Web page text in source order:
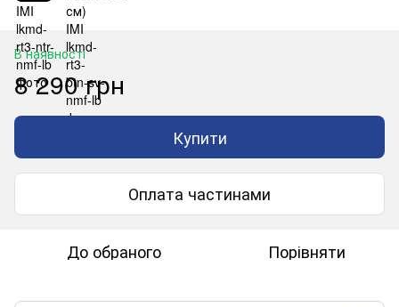
В наявності
8 290 грн
Купити
Оплата частинами
До обраного Порівняти